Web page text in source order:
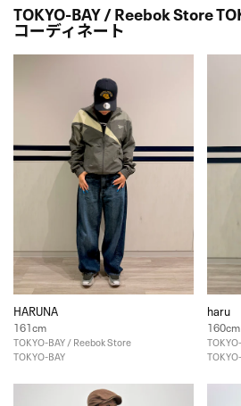
TOKYO-BAY / Reebok Store
コーディネート
HARUNA
161cm
TOKYO-BAY / Reebok Store
TOKYO-BAY
haru
160cm